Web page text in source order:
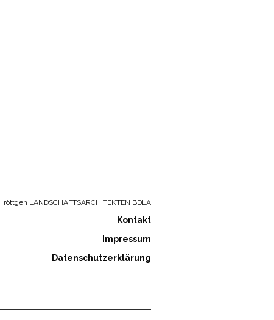
röttgen LANDSCHAFTSARCHITEKTEN BDLA
Kontakt
Impressum
Datenschutzerklärung